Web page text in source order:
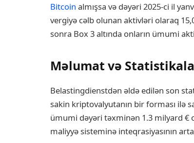
Bitcoin almışsa və dəyəri 2025-ci il
vergiyə cəlb olunan aktivləri olaraq
sonra Box 3 altında onların ümumi
Məlumat və
Belastingdienstdən əldə edilən son
sakin kriptovalyutanın bir forması ilə
ümumi dəyəri təxminən 1.3 milyard €
maliyyə sisteminə inteqrasiyasının